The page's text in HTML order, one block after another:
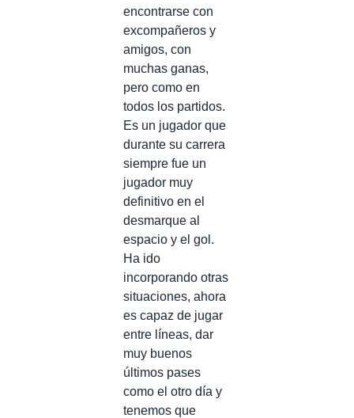
encontrarse con
excompañeros y
amigos, con
muchas ganas,
pero como en
todos los partidos.
Es un jugador que
durante su carrera
siempre fue un
jugador muy
definitivo en el
desmarque al
espacio y el gol.
Ha ido
incorporando otras
situaciones, ahora
es capaz de jugar
entre líneas, dar
muy buenos
últimos pases
como el otro día y
tenemos que